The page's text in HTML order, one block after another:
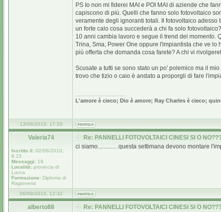
PS Io non mi fiderei MAI e POI MAI di aziende che
capiscono di più. Quelli che fanno solo fotovoltaico
veramente degli ignoranti totali. Il fotovoltaico
un forte calo cosa succederà a chi fa solo
10 anni cambia lavoro e segue il trend del momento.
Trina, Sma, Power One oppure l'impiantista che ve
più offerta che domanda cosa farete? A chi vi
Scusate a tutti se sono stato un po' polemico ma il
trovo che tizio o caio è andato a proporgli di fare
L'amore è cieco; Dio è amore; Ray Charles è cieco;
13/06/2010, 17:20
Valeria74
Iscritto il: 02/06/2010,
8:15
Messaggi: 19
Località: provincia di
Lucca
Formazione: Diploma di
Ragioneria
Re: PANNELLI FOTOVOLTAICI CINESI SI O
ci siamo............. questa settimana devono montare
06/09/2010, 12:32
alberto88
Re: PANNELLI FOTOVOLTAICI CINESI SI O